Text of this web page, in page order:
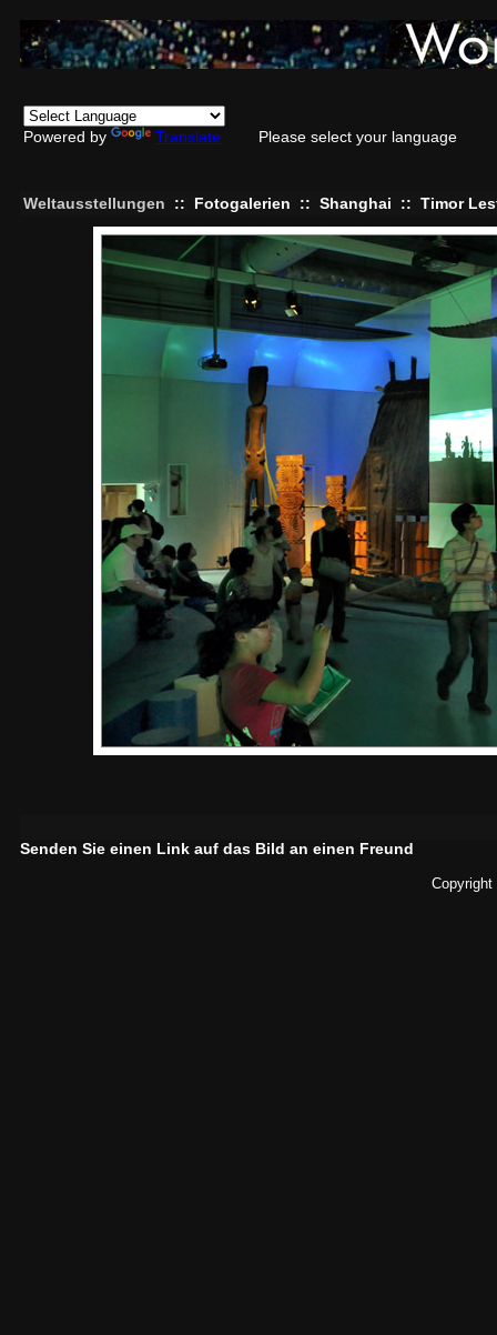
Powered by Translate Please select your language
Weltausstellungen :: Fotogalerien :: Shanghai :: Timor
Senden Sie einen Link auf das Bild an einen Freund